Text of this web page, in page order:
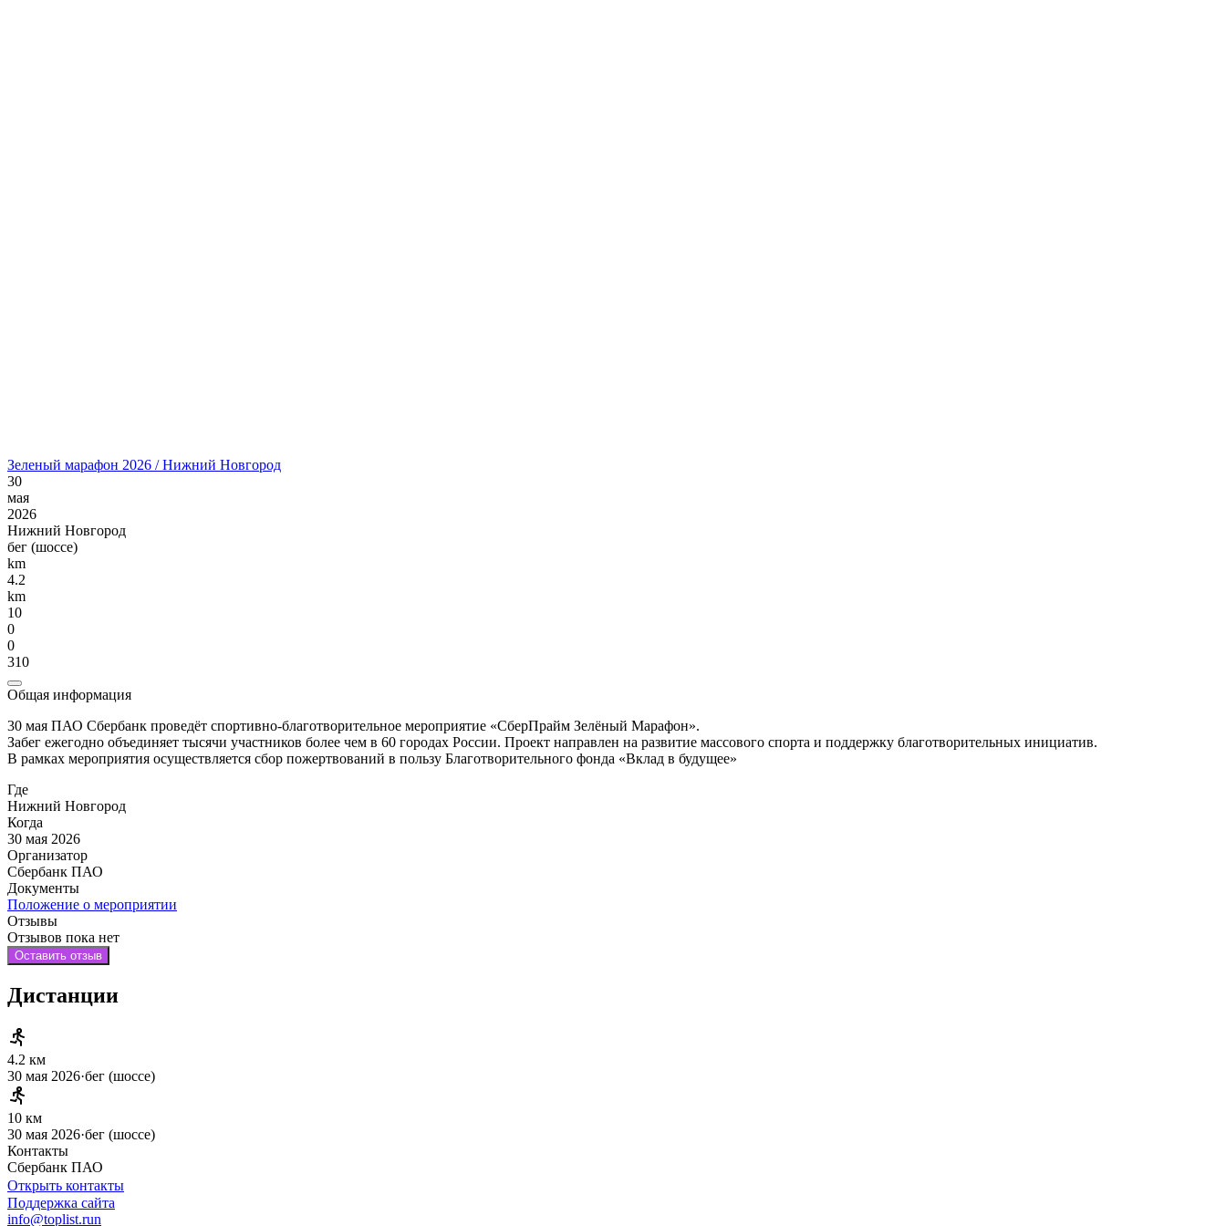
Зеленый марафон 2026 / Нижний Новгород
30
мая
2026
Нижний Новгород
бег (шоссе)
km
4.2
km
10
0
0
310
Общая информация
30 мая ПАО Сбербанк проведёт спортивно-благотворительное мероприятие «СберПрайм Зелёный Марафон».
Забег ежегодно объединяет тысячи участников более чем в 60 городах России. Проект направлен на развитие массового спорта и поддержку благотворительных инициатив.
В рамках мероприятия осуществляется сбор пожертвований в пользу Благотворительного фонда «Вклад в будущее»
Где
Нижний Новгород
Когда
30 мая 2026
Организатор
Сбербанк ПАО
Документы
Положение о мероприятии
Отзывы
Отзывов пока нет
Оставить отзыв
Дистанции
4.2 км
30 мая 2026·бег (шоссе)
10 км
30 мая 2026·бег (шоссе)
Контакты
Сбербанк ПАО
Открыть контакты
Поддержка сайта
info@toplist.run